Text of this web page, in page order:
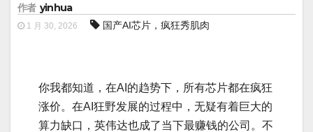
作者 yinhua
1 月 30, 2026 国产AI芯片，疯狂秀肌肉
你我都知道，在AI的趋势下，所有芯片都在疯狂
涨价。在AI狂野发展的过程中，无疑有着巨大的
算力缺口，英伟达也成了当下最赚钱的公司。不